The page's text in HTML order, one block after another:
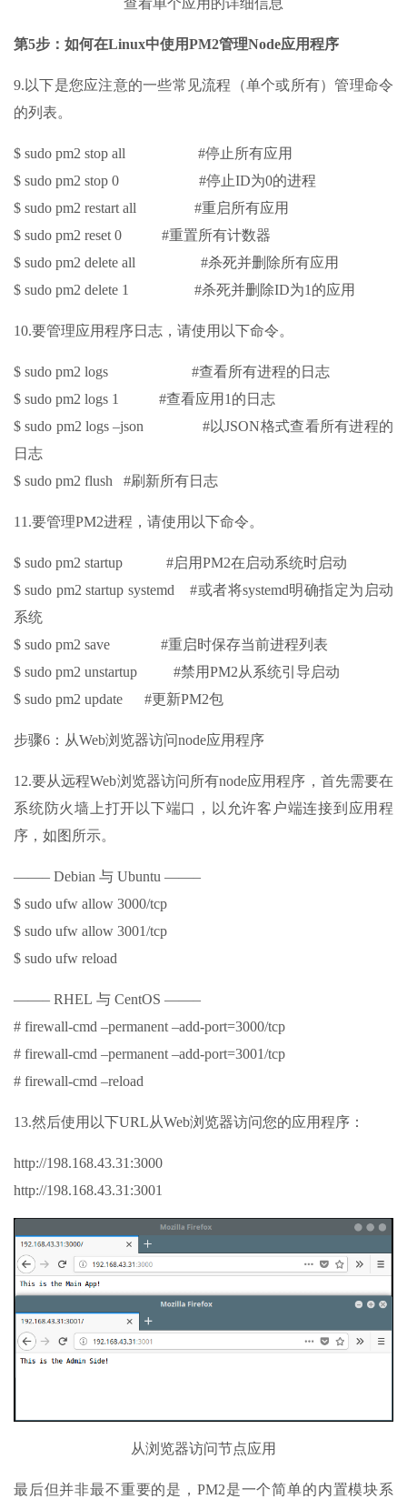
查看单个应用的详细信息
第5步：如何在Linux中使用PM2管理Node应用程序
9.以下是您应注意的一些常见流程（单个或所有）管理命令
的列表。
$ sudo pm2 stop all #停止所有应用
$ sudo pm2 stop 0 #停止ID为0的进程
$ sudo pm2 restart all #重启所有应用
$ sudo pm2 reset 0 #重置所有计数器
$ sudo pm2 delete all #杀死并删除所有应用
$ sudo pm2 delete 1 #杀死并删除ID为1的应用
10.要管理应用程序日志，请使用以下命令。
$ sudo pm2 logs #查看所有进程的日志
$ sudo pm2 logs 1 #查看应用1的日志
$ sudo pm2 logs –json #以JSON格式查看所有进程的
日志
$ sudo pm2 flush #刷新所有日志
11.要管理PM2进程，请使用以下命令。
$ sudo pm2 startup #启用PM2在启动系统时启动
$ sudo pm2 startup systemd #或者将systemd明确指定为启动
系统
$ sudo pm2 save #重启时保存当前进程列表
$ sudo pm2 unstartup #禁用PM2从系统引导启动
$ sudo pm2 update #更新PM2包
步骤6：从Web浏览器访问node应用程序
12.要从远程Web浏览器访问所有node应用程序，首先需要在
系统防火墙上打开以下端口，以允许客户端连接到应用程
序，如图所示。
——– Debian 与 Ubuntu ——–
$ sudo ufw allow 3000/tcp
$ sudo ufw allow 3001/tcp
$ sudo ufw reload
——– RHEL 与 CentOS ——–
# firewall-cmd –permanent –add-port=3000/tcp
# firewall-cmd –permanent –add-port=3001/tcp
# firewall-cmd –reload
13.然后使用以下URL从Web浏览器访问您的应用程序：
http://198.168.43.31:3000
http://198.168.43.31:3001
从浏览器访问节点应用
最后但并非最不重要的是，PM2是一个简单的内置模块系